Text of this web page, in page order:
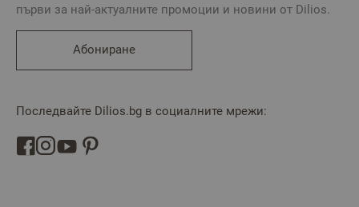
първи за най-актуалните промоции и новини от Dilios.
Абониране
Последвайте Dilios.bg в социалните мрежи: